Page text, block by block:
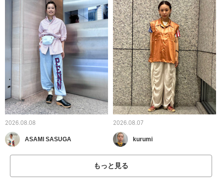
2026.08.08
ASAMI SASUGA
2026.08.07
kurumi
もっと見る